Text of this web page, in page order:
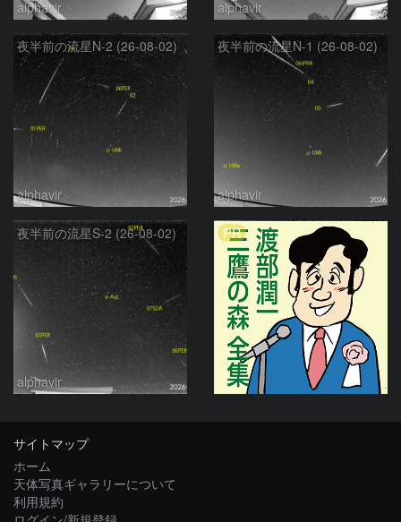
alphavir alphavir
夜半前の流星N-2 (26-08-02)
alphavir
夜半前の流星N-1 (26-08-02)
alphavir
夜半前の流星S-2 (26-08-02)
alphavir
PR
サイトマップ
ホーム
天体写真ギャラリーについて
利用規約